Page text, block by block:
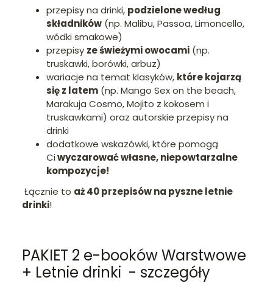
przepisy na drinki, podzielone według
składników (np. Malibu, Passoa, Limoncello,
wódki smakowe)
przepisy ze świeżymi owocami (np.
truskawki, borówki, arbuz)
wariacje na temat klasyków, które kojarzą
się z latem (np. Mango Sex on the beach,
Marakuja Cosmo, Mojito z kokosem i
truskawkami) oraz autorskie przepisy na
drinki
dodatkowe wskazówki, które pomogą
Ciwyczarować własne, niepowtarzalne
kompozycje!
Łącznie to aż 40 przepisów na pyszne letnie
drinki!
PAKIET 2 e-booków Warstwowe
+ Letnie drinki - szczegóły